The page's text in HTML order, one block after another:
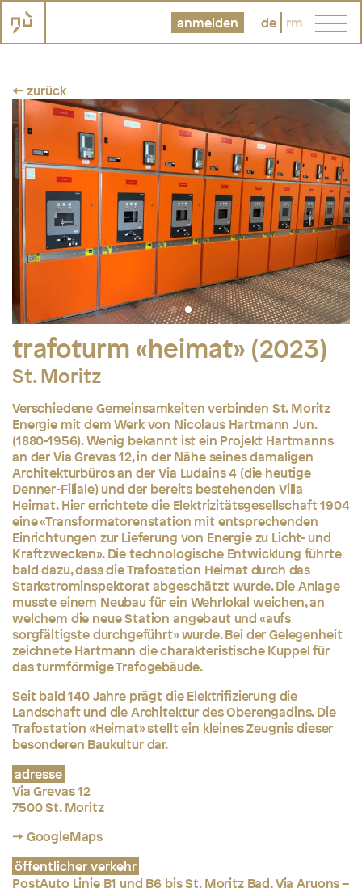
anmelden de rm
← zurück
trafoturm «heimat» (2023)
St. Moritz
Verschiedene Gemeinsamkeiten verbinden St. Moritz
Energie mit dem Werk von Nicolaus Hartmann Jun.
(1880-1956). Wenig bekannt ist ein Projekt Hartmanns
an der Via Grevas 12, in der Nähe seines damaligen
Architekturbüros an der Via Ludains 4 (die heutige
Denner-Filiale) und der bereits bestehenden Villa
Heimat. Hier errichtete die Elektrizitätsgesellschaft 1904
eine «Transformatorenstation mit entsprechenden
Einrichtungen zur Lieferung von Energie zu Licht- und
Kraftzwecken». Die technologische Entwicklung führte
bald dazu, dass die Trafostation Heimat durch das
Starkstrominspektorat abgeschätzt wurde. Die Anlage
musste einem Neubau für ein Wehrlokal weichen, an
welchem die neue Station angebaut und «aufs
sorgfältigste durchgeführt» wurde. Bei der Gelegenheit
zeichnete Hartmann die charakteristische Kuppel für
das turmförmige Trafogebäude.
Seit bald 140 Jahre prägt die Elektrifizierung die
Landschaft und die Architektur des Oberengadins. Die
Trafostation «Heimat» stellt ein kleines Zeugnis dieser
besonderen Baukultur dar.
adresse
Via Grevas 12
7500 St. Moritz
→ GoogleMaps
öffentlicher verkehr
PostAuto Linie B1 und B6 bis St. Moritz Bad, Via Aruons –